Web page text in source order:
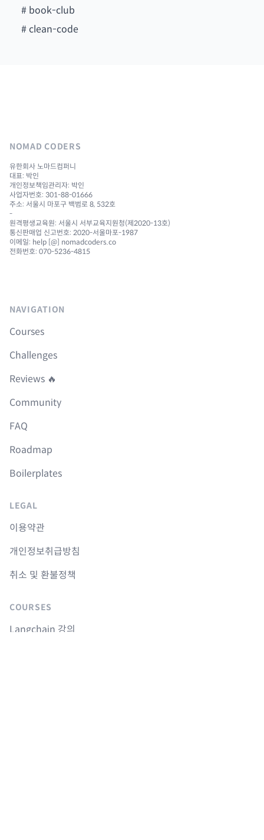
# book-club
#clean-code
NOMAD CODERS
유한회사 노마드컴퍼니
대표: 박인
개인정보책임관리자: 박인
사업자번호: 301-88-01666
주소: 서울시 마포구 백범로 8, 532호
-
원격평생교육원: 서울시 서부교육지원청(제2020-13호)
통신판매업 신고번호: 2020-서울마포-1987
이메일: help [@] nomadcoders.co
전화번호: 070-5236-4815
NAVIGATION
Courses
Challenges
Reviews 🔥
Community
FAQ
Roadmap
Boilerplates
LEGAL
이용약관
개인정보취급방침
취소 및 환불정책
COURSES
Langchain 강의